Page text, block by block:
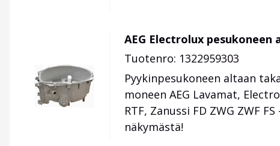
AEG Electrolux pesukoneen
Tuotenro: 1322959303
Pyykinpesukoneen altaan
moneen AEG Lavamat,
RTF, Zanussi FD ZWG ZWF
näkymästä!